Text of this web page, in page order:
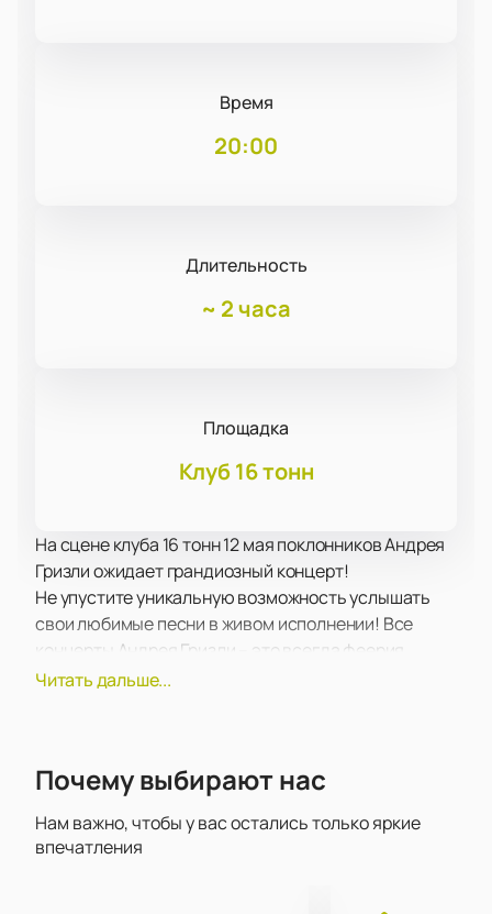
Время
20:00
Длительность
~ 2 часа
Площадка
Клуб 16 тонн
На сцене клуба 16 тонн 12 мая поклонников Андрея
Гризли ожидает грандиозный концерт!
Не упустите уникальную возможность услышать
свои любимые песни в живом исполнении! Все
концерты Андрея Гризли – это всегда феерия
звука, света, настоящий драйв и невероятные
Андрея Гризли хиты, так и самые свежие
пройдет в поддержку недавнего альбома.
Зрителей традиционно ожидает море драйва и
Читать дальше...
Почему выбирают нас
Нам важно, чтобы у вас остались только яркие
впечатления